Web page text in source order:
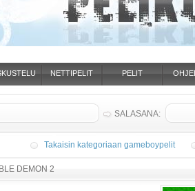
NETTIPELIT PELIT
Takaisin kategoriaan gameboypelit
DEMON 2
SALASANA: